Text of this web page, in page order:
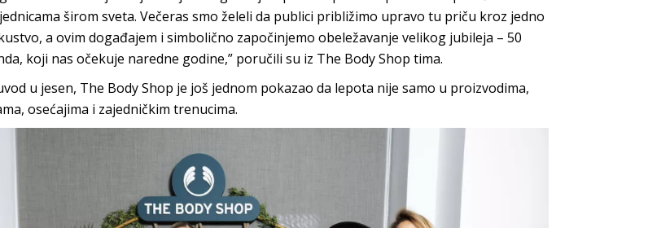
širom sveta. Večeras smo želeli da publici približimo upravo tu priču kroz jedno
a ovim događajem i simbolično započinjemo obeležavanje velikog jubileja – 50
koji nas očekuje naredne godine,” poručili su iz The Body Shop tima.
u jesen, The Body Shop je još jednom pokazao da lepota nije samo u proizvodima,
osećajima i zajedničkim trenucima.